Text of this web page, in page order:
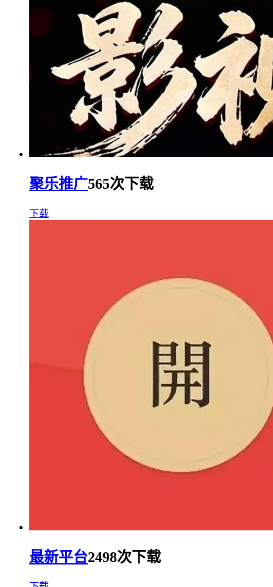
聚乐推广565次下载
下载
最新平台2498次下载